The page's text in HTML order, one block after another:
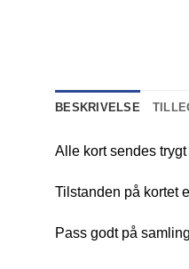
BESKRIVELSE
Alle kort sendes
Tilstanden på kortet
Pass godt på